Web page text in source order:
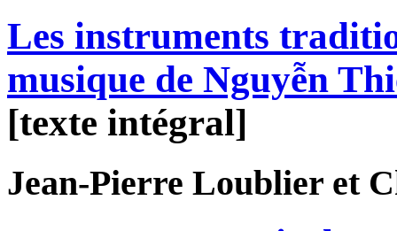
Les instruments
musique de Nguyễn
[texte intégral]
Jean-Pierre Loublier et